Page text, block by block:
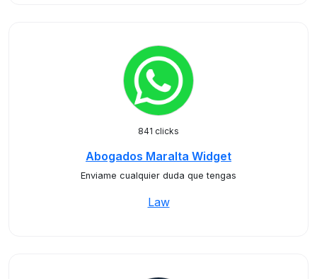
841 clicks
Abogados Maralta Widget
Enviame cualquier duda que tengas
Law